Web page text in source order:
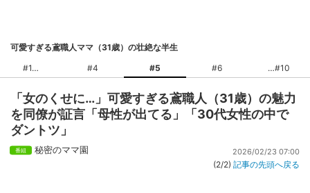
可愛すぎる鳶職人ママ（31歳）の壮絶な半生
#1
#4 #5 #6 #10
「女のくせに…」可愛すぎる鳶職人（31歳）の魅力
を同僚が証言「母性が出てる」「30代女性の中で
ダントツ」
秘密のママ園 2026/02/23 07:00
(2/2) 記事の先頭へ戻る